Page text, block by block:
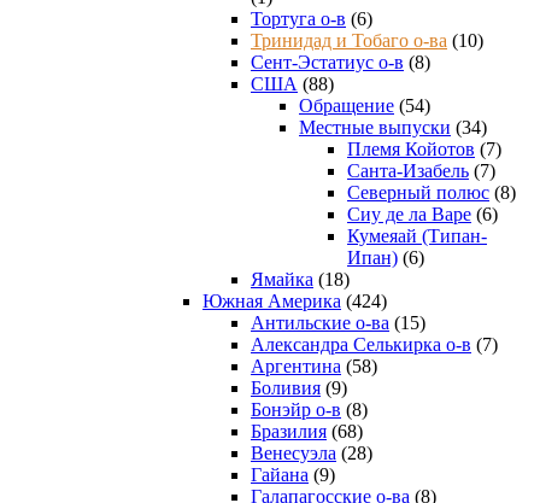
Тортуга о-в (6)
Тринидад и Тобаго о-ва (10)
Сент-Эстатиус о-в (8)
США (88)
Обращение (54)
Местные выпуски (34)
Племя Койотов (7)
Санта-Изабель (7)
Северный полюс (8)
Сиу де ла Варе (6)
Кумеяай (Типан-
Ипан) (6)
Ямайка (18)
Южная Америка (424)
Антильские о-ва (15)
Александра Селькирка о-в (7)
Аргентина (58)
Боливия (9)
Бонэйр о-в (8)
Бразилия (68)
Венесуэла (28)
Гайана (9)
Галапагосские о-ва (8)